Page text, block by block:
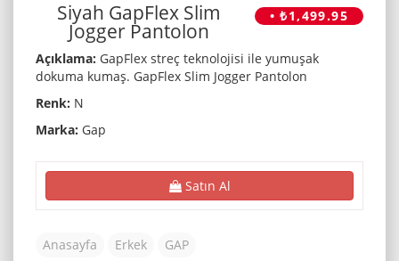
• ₺1,499.95
Siyah GapFlex Slim
Jogger Pantolon
Açıklama: GapFlex streç teknolojisi ile yumuşak
dokuma kumaş. GapFlex Slim Jogger Pantolon
Renk: N
Marka: Gap
Satın Al
Anasayfa Erkek GAP